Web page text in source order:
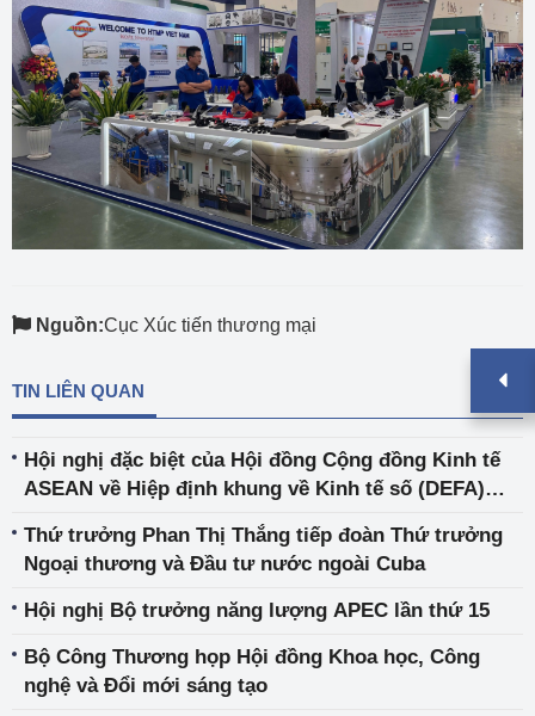
Nguồn:Cục Xúc tiến thương mại
TIN LIÊN QUAN
Hội nghị đặc biệt của Hội đồng Cộng đồng Kinh tế
ASEAN về Hiệp định khung về Kinh tế số (DEFA)
Thứ trưởng Phan Thị Thắng tiếp đoàn Thứ trưởng
Ngoại thương và Đầu tư nước ngoài Cuba
Hội nghị Bộ trưởng năng lượng APEC lần thứ 15
Bộ Công Thương họp Hội đồng Khoa học, Công
nghệ và Đổi mới sáng tạo